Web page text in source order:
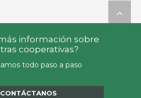

información sobre
cooperativas?
todo paso a paso
CONTÁCTANOS